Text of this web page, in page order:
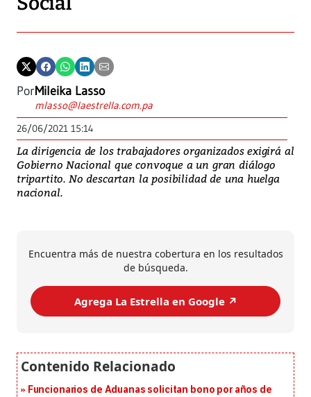
PorMileika Lasso
mlasso@laestrella.com.pa
26/06/2021 15:14
La dirigencia de los trabajadores organizados exigirá al
Gobierno Nacional que convoque a un gran diálogo
tripartito. No descartan la posibilidad de una huelga
nacional.
Encuentra más de nuestra cobertura en los resultados
de búsqueda.
Agrega La Estrella en Google ↗️
Funcionarios de Aduanas solicitan bono por años de